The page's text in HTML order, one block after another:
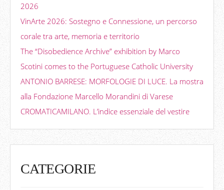
2026
VinArte 2026: Sostegno e Connessione, un percorso
corale tra arte, memoria e territorio
The “Disobedience Archive” exhibition by Marco
Scotini comes to the Portuguese Catholic University
ANTONIO BARRESE: MORFOLOGIE DI LUCE. La mostra
alla Fondazione Marcello Morandini di Varese
CROMATICAMILANO. L’indice essenziale del vestire
CATEGORIE